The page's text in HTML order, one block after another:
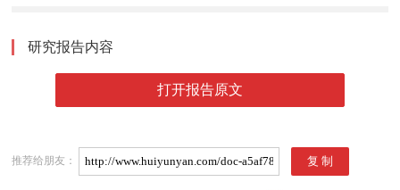
研究报告内容
打开报告原文
推荐给朋友：